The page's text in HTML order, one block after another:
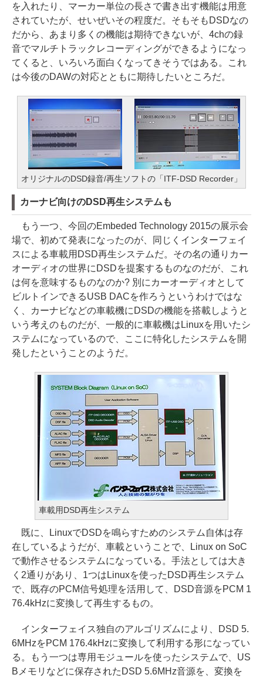
を入れたり、マーカー単位の長さで書き出す機能は用意
されていたが、せいぜいその程度だ。そもそもDSDなの
だから、あまり多くの機能は期待できないが、4chの録
音でマルチトラックレコーディングができるようになっ
てくると、いろいろ面白くなってきそうではある。これ
は今後のDAWの対応とともに期待したいところだ。
オリジナルのDSD録音/再生ソフトの「ITF-DSD Recorder」
カーナビ向けのDSD再生システムも
もう一つ、今回のEmbeded Technology 2015の展示会
場で、初めて発表になったのが、同じくインターフェイ
スによる車載用DSD再生システムだ。その名の通りカー
オーディオの世界にDSDを提案するものなのだが、これ
は何を意味するものなのか? 別にカーオーディオとして
ビルトインできるUSB DACを作ろうというわけではな
く、カーナビなどの車載機にDSDの機能を搭載しようと
いう考えのものだが、一般的に車載機はLinuxを用いたシ
ステムになっているので、ここに特化したシステムを開
発したということのようだ。
車載用DSD再生システム
既に、LinuxでDSDを鳴らすためのシステム自体は存
在しているようだが、車載ということで、Linux on SoC
で動作させるシステムになっている。手法としては大き
く2通りがあり、1つはLinuxを使ったDSD再生システム
で、既存のPCM信号処理を活用して、DSD音源をPCM 1
76.4kHzに変換して再生するもの。
インターフェイス独自のアルゴリズムにより、DSD 5.
6MHzをPCM 176.4kHzに変換して利用する形になってい
る。もう一つは専用モジュールを使ったシステムで、US
Bメモリなどに保存されたDSD 5.6MHz音源を、変換を